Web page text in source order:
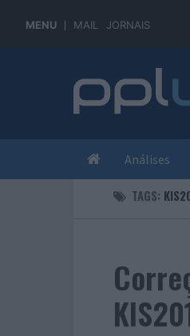
MENU MAIL JORNAIS
Análises
TAGS: